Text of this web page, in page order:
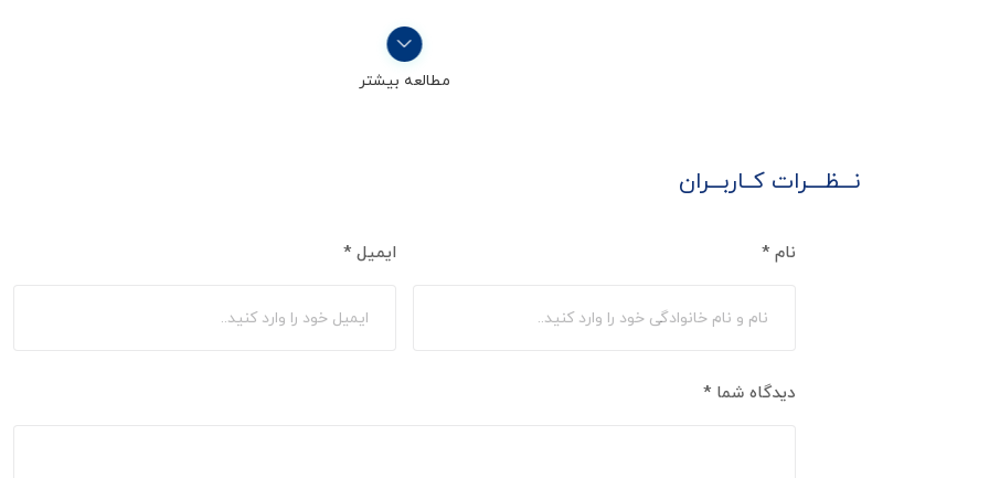
مطالعه بیشتر
نـــظــــرات کــاربـــران
نام * ایمیل *
دیدگاه شما *